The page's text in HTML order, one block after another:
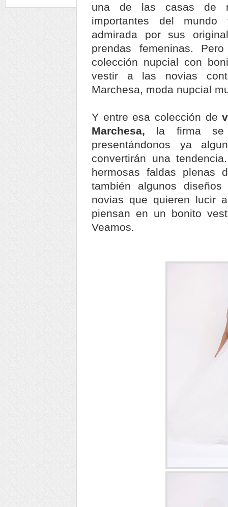
una de las casas de
importantes del
admirada por sus
prendas femeninas.
colección nupcial con
vestir a las novias
Marchesa, moda nupcial
Y entre esa colección de
Marchesa, la firma se
presentándonos ya
convertirán una
hermosas faldas plenas
también algunos
novias que quieren lucir
piensan en un bonito
Veamos.